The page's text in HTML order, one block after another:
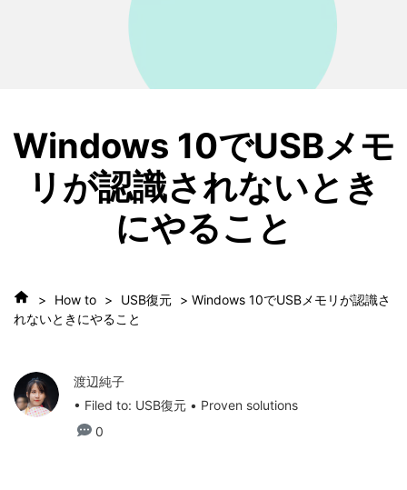
Windows 10でUSBメモ
リが認識されないとき
にやること
> How to > USB復元 > Windows 10でUSBメモリが認識さ
れないときにやること
渡辺純子
• Filed to: USB復元 • Proven solutions
0